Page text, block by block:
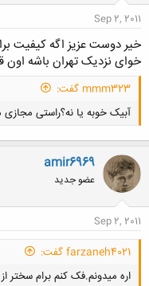
Sep 2, 2011
خیر دوست عزیز اگه کیفیت
خوای نزدیک تهران باشه
mmm323 گفت:
آبیک خوبه یا نه؟راستی مجازی
amir6969
عضو جدید
Sep 2, 2011
farzaneh4021 گفت:
اره میدونم.فک کنم برام سختر